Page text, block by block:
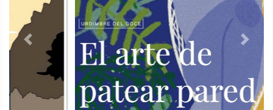
Previous Next